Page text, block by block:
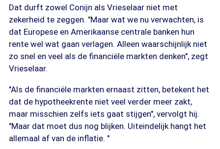
Dat durft zowel Conijn als Vrieselaar niet met
zekerheid te zeggen. "Maar wat we nu verwachten, is
dat Europese en Amerikaanse centrale banken hun
rente wel wat gaan verlagen. Alleen waarschijnlijk niet
zo snel en veel als de financiële markten denken", zegt
Vrieselaar.
"Als de financiële markten ernaast zitten, betekent het
dat de hypotheekrente niet veel verder meer zakt,
maar misschien zelfs iets gaat stijgen", vervolgt hij.
"Maar dat moet dus nog blijken. Uiteindelijk hangt het
allemaal af van de inflatie. "